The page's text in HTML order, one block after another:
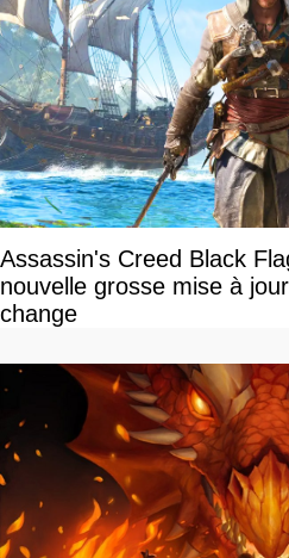
Assassin's Creed Black
nouvelle grosse mise à
change